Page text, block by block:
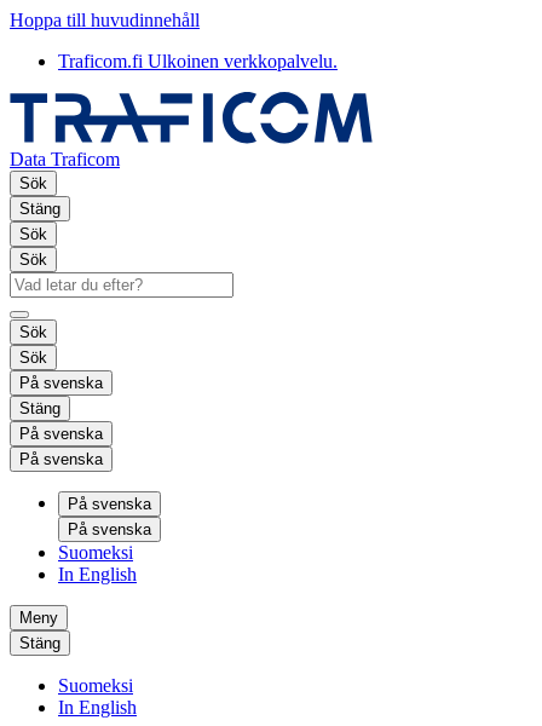
Hoppa till huvudinnehåll
Traficom.fi Ulkoinen verkkopalvelu.
Data Traficom
Sök
Stäng
Sök
Sök
Sök
Sök
På svenska
Stäng
På svenska
På svenska
På svenska
På svenska
Suomeksi
In English
Meny
Stäng
Suomeksi
In English